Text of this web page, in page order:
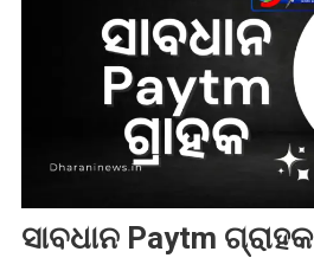
ସାବଧାନ Paytm ଗ୍ରାହକ